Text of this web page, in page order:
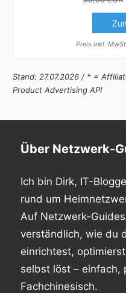
Preis inkl.
Stand: 27.07.2026 / * =
Product Advertising API
Über Netzwerk-
Ich bin Dirk, IT-
rund um
Auf Netzwerk-
verständlich, wie du
einrichtest,
selbst löst – einfach,
Fachchinesisch.